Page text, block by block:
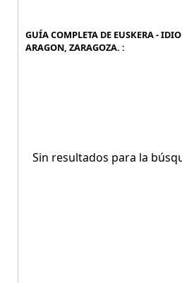
GUÍA COMPLETA DE EUSKERA -
ARAGON, ZARAGOZA. :
Sin resultados para la